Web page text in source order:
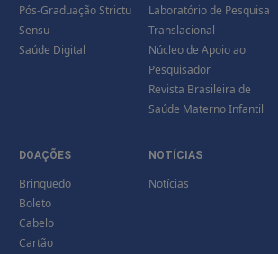
Pós-Graduação Strictu
Sensu
Saúde Digital
Laboratório de Pesquisa
Translacional
Núcleo de Apoio ao
Pesquisador
Revista Brasileira de
Saúde Materno Infantil
DOAÇÕES
Brinquedo
Boleto
Cabelo
Cartão
NOTÍCIAS
Notícias